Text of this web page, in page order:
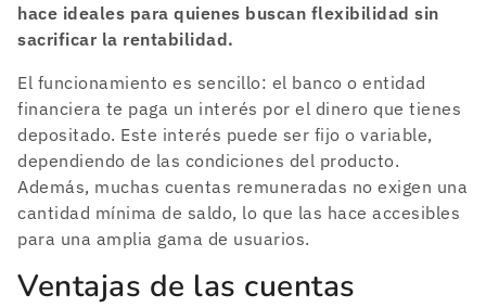
hace ideales para quienes buscan flexibilidad sin
sacrificar la rentabilidad.
El funcionamiento es sencillo: el banco o entidad
financiera te paga un interés por el dinero que tienes
depositado. Este interés puede ser fijo o variable,
dependiendo de las condiciones del producto.
Además, muchas cuentas remuneradas no exigen una
cantidad mínima de saldo, lo que las hace accesibles
para una amplia gama de usuarios.
Ventajas de las cuentas